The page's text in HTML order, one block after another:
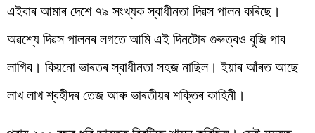
এইবাৰ আমাৰ দেশে ৭৯ সংখ্যক স্বাধীনতা দিৱস পালন কৰিছে।
অৱশ্যে দিৱস পালনৰ লগতে আমি এই দিনটোৰ গুৰুত্বও বুজি পাব
লাগিব। কিয়নো ভাৰতৰ স্বাধীনতা সহজ নাছিল। ইয়াৰ আঁৰত আছে
লাখ লাখ শ্বহীদৰ তেজ আৰু ভাৰতীয়ৰ শক্তিৰ কাহিনী।